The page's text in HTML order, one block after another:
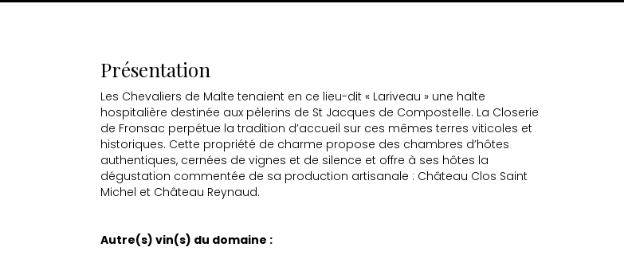
Présentation
Les Chevaliers de Malte tenaient en ce lieu-dit « Lariveau » une halte
hospitalière destinée aux pèlerins de St Jacques de Compostelle. La Closerie
de Fronsac perpétue la tradition d’accueil sur ces mêmes terres viticoles et
historiques. Cette propriété de charme propose des chambres d’hôtes
authentiques, cernées de vignes et de silence et offre à ses hôtes la
dégustation commentée de sa production artisanale : Château Clos Saint
Michel et Château Reynaud.
Autre(s) vin(s) du domaine :